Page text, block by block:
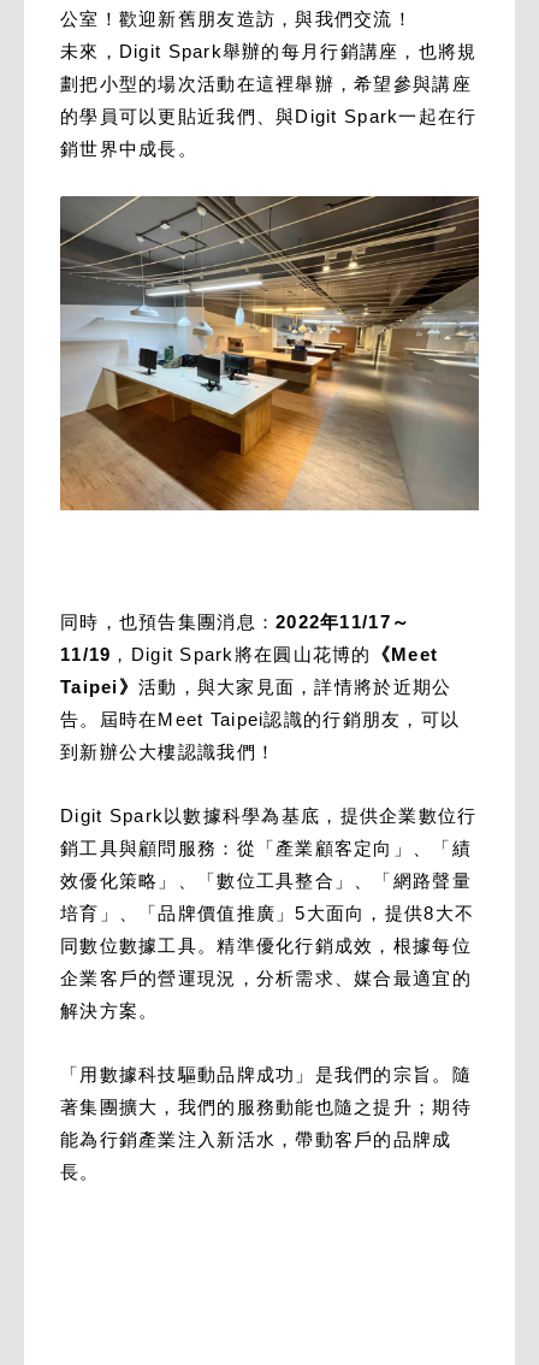
公室！歡迎新舊朋友造訪，與我們交流！
未來，Digit Spark舉辦的每月行銷講座，也將規
劃把小型的場次活動在這裡舉辦，希望參與講座
的學員可以更貼近我們、與Digit Spark一起在行
銷世界中成長。
同時，也預告集團消息：2022年11/17～
11/19 ，Digit Spark將在圓山花博的
《Meet
Taipei》 活動，與大家見面，詳情將於近期公
告。屆時在Meet Taipei認識的行銷朋友，可以
到新辦公大樓認識我們！
Digit Spark以數據科學為基底，提供企業數位行
銷工具與顧問服務：從「產業顧客定向」、「績
效優化策略」、「數位工具整合」、「網路聲量
培育」、「品牌價值推廣」5大面向，提供8大不
同數位數據工具。精準優化行銷成效，根據每位
企業客戶的營運現況，分析需求、媒合最適宜的
解決方案。
「用數據科技驅動品牌成功」是我們的宗旨。隨
著集團擴大，我們的服務動能也隨之提升；期待
能為行銷產業注入新活水，帶動客戶的品牌成
長。